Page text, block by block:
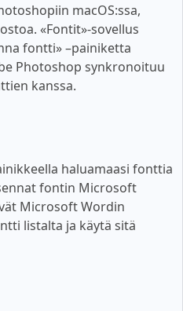
macOS:ssa,
«Fontit»-sovellus
fontti» –painiketta
Photoshop synkronoituu
kanssa.
haluamaasi fonttia
fontin Microsoft
Microsoft Wordin
listalta ja käytä sitä